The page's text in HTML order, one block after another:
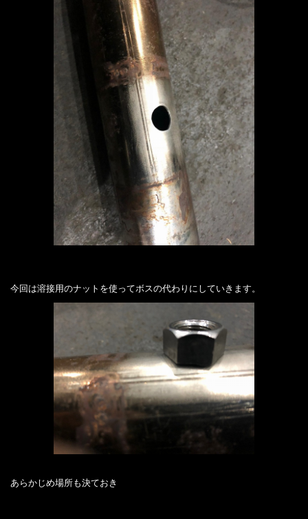
今回は溶接用のナットを使ってボスの代わりにしていきます。
あらかじめ場所も決ておき